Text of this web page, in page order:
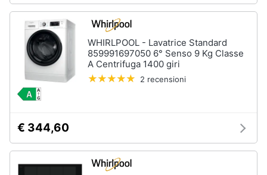
Giocattoli
Prima
infanzia
Fotografia
Casalinghi
Abbigliamento
WHIRLPOOL - Lavatrice Standard
859991697050 6° Senso 9 Kg Classe
A Centrifuga 1400 giri
2 recensioni
€ 344,60